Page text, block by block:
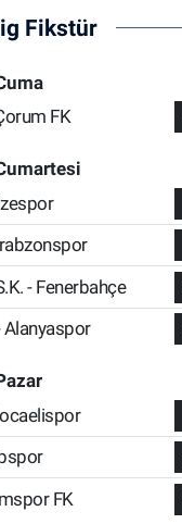
Fikstür
FK
- Fenerbahçe
Alanyaspor
FK